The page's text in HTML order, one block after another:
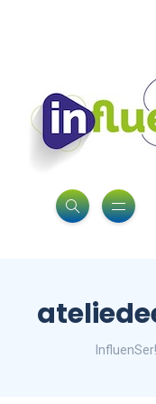
InfluenSer!